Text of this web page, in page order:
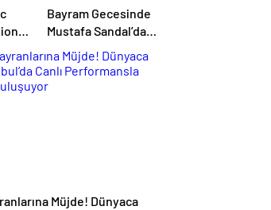
Bayram Gecesinde
Mustafa Sandal’dan
Müzikal Zaman
Yolculuğu
Müjde! Dünyaca